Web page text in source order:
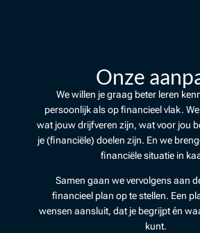
Onze
We willen je graag beter leren
persoonlijk als op financieel vlak.
wat jouw drijfveren zijn, wat voor jou
je (financiële) doelen zijn. En we
financiële situatie in
Samen gaan we vervolgens aan
financieel plan op te stellen. Een
wensen aansluit, dat je begrijpt én
kunt.